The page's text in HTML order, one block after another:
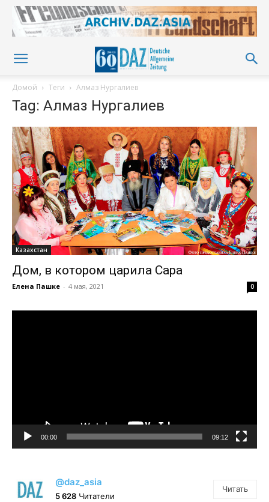
Домой Теги Алмаз Нургалиев
Tag: Алмаз Нургалиев
Казахстан
Дом, в котором царила Сара
Елена Пашке - 4 мая, 2021 0
00:00 09:12
@daz_asia
5 628 Читатели
Читать